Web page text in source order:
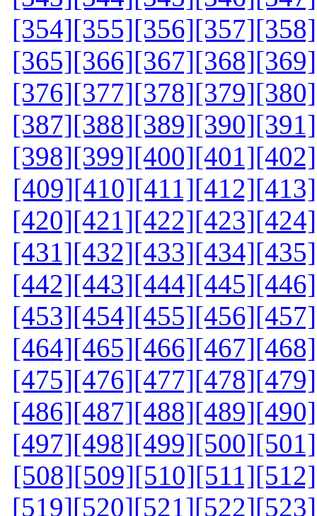
[354][355][356][357][358]
[365][366][367][368][369]
[376][377][378][379][380]
[387][388][389][390][391]
[398][399][400][401][402]
[409][410][411][412][413]
[420][421][422][423][424]
[431][432][433][434][435]
[442][443][444][445][446]
[453][454][455][456][457]
[464][465][466][467][468]
[475][476][477][478][479]
[486][487][488][489][490]
[497][498][499][500][501]
[508][509][510][511][512]
[519][520][521][522][523]